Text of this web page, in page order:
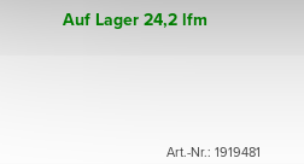
Auf Lager 24,2 lfm
Art.-Nr.: 1919481